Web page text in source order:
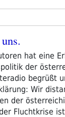
hat eine
der
begrüßt
Wir
der
Fluchtkrise ist